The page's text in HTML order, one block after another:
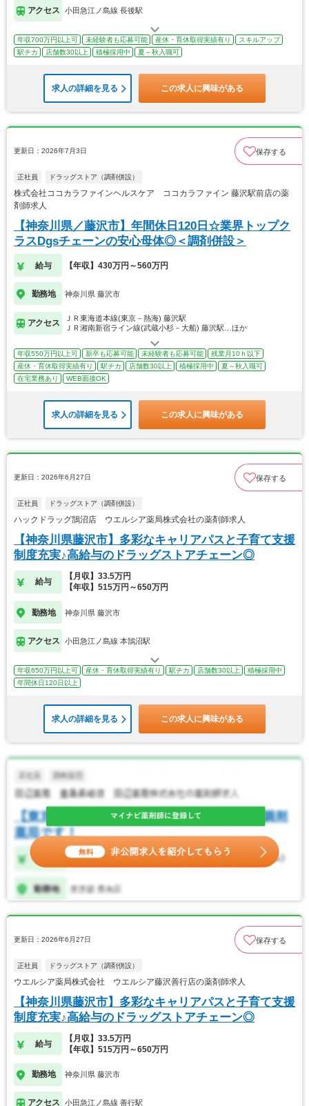
アクセス 小田急江ノ島線 長後駅
年収700万円以上可 未経験者も応募可能 産休・育休取得実績有り
スキルアップ
駅チカ
店舗数30以上 積極採用中 夏～秋入職可
求人の詳細を見る この求人に興味がある
更新日：2026年7月3日 保存する
正社員 ドラッグストア（調剤併設）
株式会社ココカラファインヘルスケア ココカラファイン 藤沢駅前店の薬
剤師求人
【神奈川県／藤沢市】年間休日120日☆業界トップク
ラスDgsチェーンの安心母体◎＜調剤併設＞
給与 【年収】430万円～560万円
勤務地 神奈川県 藤沢市
アクセス
ＪＲ東海道本線(東京－熱海) 藤沢駅
ＪＲ湘南新宿ライン線(武蔵小杉－大船) 藤沢駅…ほか
年収550万円以上可 新卒も応募可能 未経験者も応募可能
残業月10ｈ以下
産休・育休取得実績有り
駅チカ 店舗数30以上 積極採用中
夏～秋入職可
在宅業務あり
WEB面接OK
求人の詳細を見る この求人に興味がある
更新日：2026年6月27日 保存する
正社員 ドラッグストア（調剤併設）
ハックドラッグ鵠沼店 ウエルシア薬局株式会社の薬剤師求人
【神奈川県藤沢市】多彩なキャリアパスと子育て支援
制度充実♪高給与のドラッグストアチェーン◎
給与
【月収】33.5万円
【年収】515万円～650万円
勤務地 神奈川県 藤沢市
アクセス 小田急江ノ島線 本鵠沼駅
年収650万円以上可 産休・育休取得実績有り 駅チカ 店舗数30以上
積極採用中
年間休日120日以上
求人の詳細を見る この求人に興味がある
更新日：2026年6月27日 保存する
正社員 ドラッグストア（調剤併設）
ウエルシア薬局株式会社 ウエルシア藤沢善行店の薬剤師求人
【神奈川県藤沢市】多彩なキャリアパスと子育て支援
制度充実♪高給与のドラッグストアチェーン◎
給与
【月収】33.5万円
【年収】515万円～650万円
勤務地 神奈川県 藤沢市
アクセス 小田急江ノ島線 善行駅